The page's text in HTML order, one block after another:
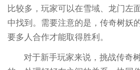
比较多，玩家可以在雪域、龙门左
中找到。需要注意的是，传奇树妖
要多人合作才能取得胜利。
对于新手玩家来说，挑战传奇